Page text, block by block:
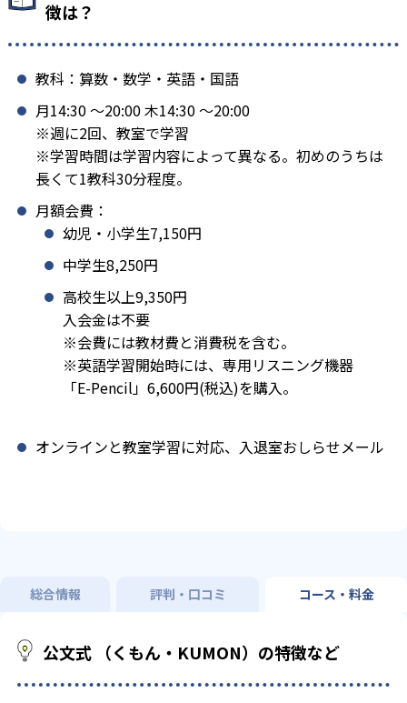
徴は？
教科：算数・数学・英語・国語
月14:30 〜20:00 木14:30 〜20:00
※週に2回、教室で学習
※学習時間は学習内容によって異なる。初めのうちは
長くて1教科30分程度。
月額会費：
幼児・小学生7,150円
中学生8,250円
高校生以上9,350円
入会金は不要
※会費には教材費と消費税を含む。
※英語学習開始時には、専用リスニング機器
「E-Pencil」6,600円(税込)を購入。
オンラインと教室学習に対応、入退室おしらせメール
総合情報 評判・口コミ コース・料金
公文式 （くもん・KUMON）の特徴など